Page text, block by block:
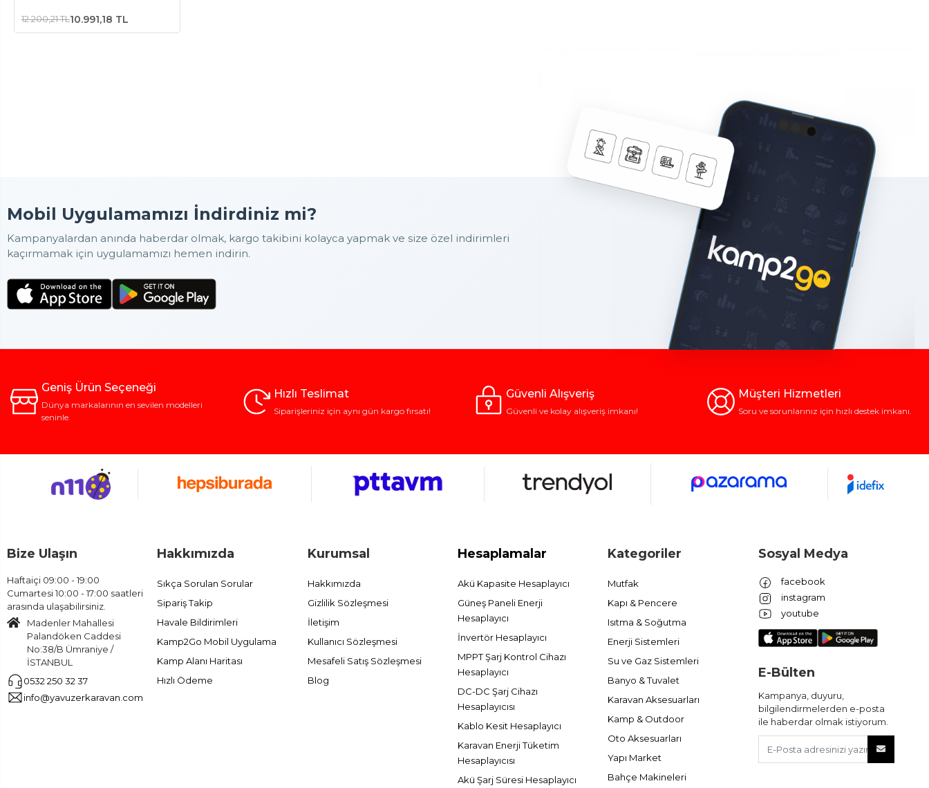
12.200,21 TL10.991,18 TL
Mobil Uygulamamızı İndirdiniz mi?
Kampanyalardan anında haberdar olmak, kargo takibini kolayca yapmak ve size özel indirimleri
kaçırmamak için uygulamamızı hemen indirin.
Geniş Ürün Seçeneği
Dünya markalarının en sevilen modelleri
seninle.
Hızlı Teslimat
Siparişleriniz için aynı gün kargo fırsatı!
Güvenli Alışveriş
Güvenli ve kolay alışveriş imkanı!
Müşteri Hizmetleri
Soru ve sorunlarınız için hızlı destek imkanı.
Bize Ulaşın
Haftaiçi 09:00 - 19:00
Cumartesi 10:00 - 17:00 saatleri
arasında ulaşabilirsiniz.
Madenler Mahallesi
Palandöken Caddesi
No:38/B Ümraniye /
İSTANBUL
0532 250 32 37
info@yavuzerkaravan.com
Hakkımızda
Sıkça Sorulan Sorular
Sipariş Takip
Havale Bildirimleri
Kamp2Go Mobil Uygulama
Kamp Alanı Haritası
Hızlı Ödeme
Kurumsal
Hakkımızda
Gizlilik Sözleşmesi
İletişim
Kullanıcı Sözleşmesi
Mesafeli Satış Sözleşmesi
Blog
Hesaplamalar
Akü Kapasite Hesaplayıcı
Güneş Paneli Enerji
Hesaplayıcı
İnvertör Hesaplayıcı
MPPT Şarj Kontrol Cihazı
Hesaplayıcı
DC-DC Şarj Cihazı
Hesaplayıcısı
Kablo Kesit Hesaplayıcı
Karavan Enerji Tüketim
Hesaplayıcısı
Akü Şarj Süresi Hesaplayıcı
Kategoriler
Mutfak
Kapı & Pencere
Isıtma & Soğutma
Enerji Sistemleri
Su ve Gaz Sistemleri
Banyo & Tuvalet
Karavan Aksesuarları
Kamp & Outdoor
Oto Aksesuarları
Yapı Market
Bahçe Makineleri
Sosyal Medya
facebook
instagram
youtube
E-Bülten
Kampanya, duyuru,
bilgilendirmelerden e-posta
ile haberdar olmak istiyorum.